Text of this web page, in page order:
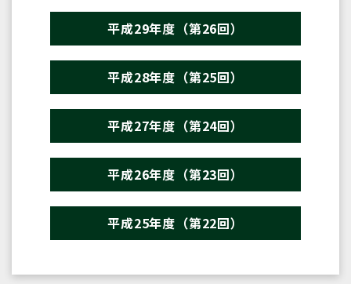
平成29年度（第26回）
平成28年度（第25回）
平成27年度（第24回）
平成26年度（第23回）
平成25年度（第22回）